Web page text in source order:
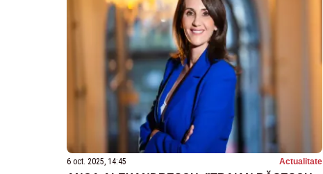
6 oct. 2025, 14:45 Actualitate